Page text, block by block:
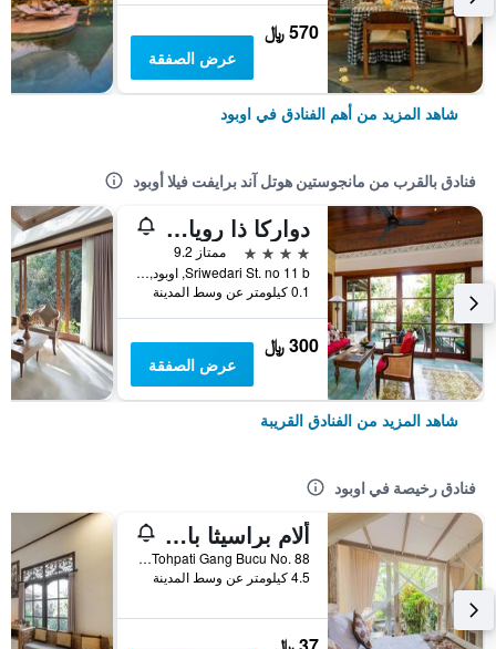
570 ﷼
عرض الصفقة
شاهد المزيد من أهم الفنادق في اوبود
فنادق بالقرب من مانجوستين هوتل آند برايفت فيلا أوبود
دواركا ذا رويال فيلاز
4 نجوم
ممتاز 9.2
Sriwedari St. no 11 b, اوبود, إندونيسيا
0.1 كيلومتر عن وسط المدينة
300 ﷼
عرض الصفقة
شاهد المزيد من الفنادق القريبة
فنادق رخيصة في اوبود
ألام براسيثا بالي أوبود
Banjar Tohpati Gang Bucu No. 88, اوبود, إندونيسيا
4.5 كيلومتر عن وسط المدينة